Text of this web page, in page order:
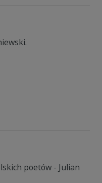
poetów - Julian